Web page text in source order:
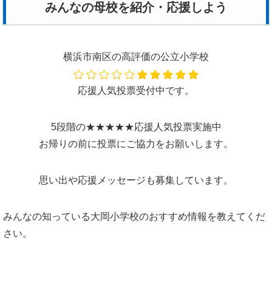
みんなの母校を紹介・応援しよう
横浜市南区の高評価の公立小学校
応援人気投票受付中です。
5段階の★★★★★応援人気投票実施中
お帰りの前に投票にご協力をお願いします。
思い出や応援メッセージも募集しています。
みんなの知っている大岡小学校のおすすめ情報を教えてくだ
さい。